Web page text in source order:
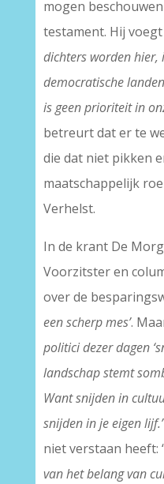
mogen
testament. Hij voegt
dichters worden hier,
democratische
is geen prioriteit in
betreurt dat er te
die dat niet pikken
maatschappelijk
Verhelst.
In de krant De
Voorzitster en
over de
een scherp mes’.
politici dezer dagen
landschap stemt
Want snijden in
snijden in je eigen lijf.’
niet verstaan heeft: ‘
van het belang van